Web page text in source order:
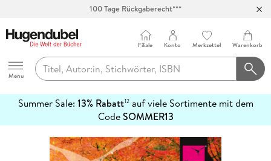
100 Tage Rückgaberecht***
Hugendubel
Menu
Filiale Konto Merkzettel Warenkorb
Summer Sale: 13% Rabatt12auf viele Sortimente mit dem
CodeSOMMER13
erfahren